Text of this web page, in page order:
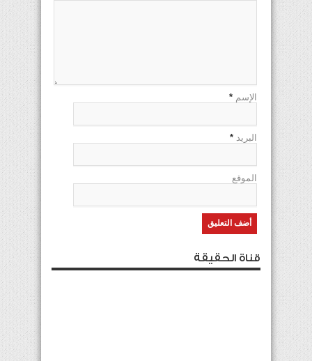
الإسم *
البريد *
الموقع
قناة الحقيقة